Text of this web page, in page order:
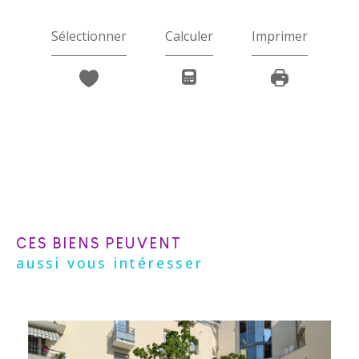
Sélectionner Calculer Imprimer
CES BIENS PEUVENT
aussi vous intéresser